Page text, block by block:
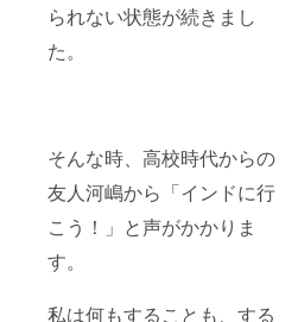
られない状態が続きまし
た。
そんな時、高校時代からの
友人河嶋から「インドに行
こう！」と声がかかりま
す。
私は何もすることも、する